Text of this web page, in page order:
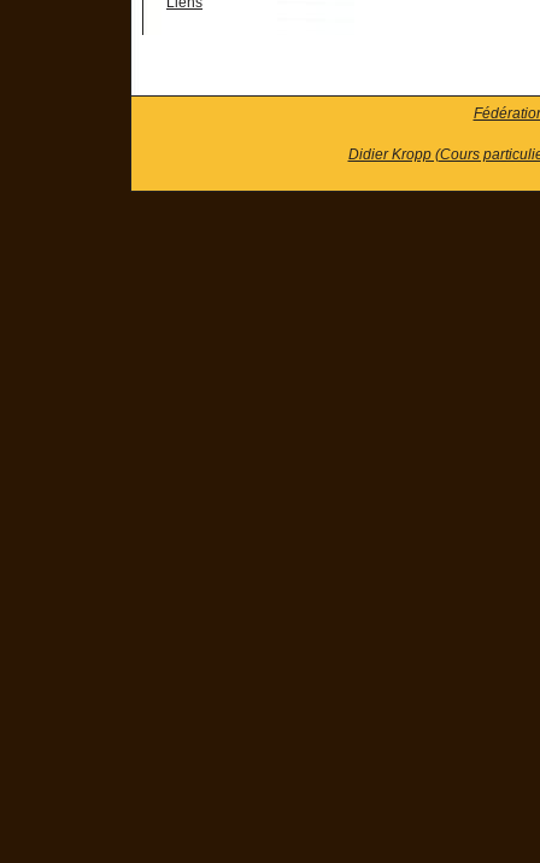
Didier Kropp (Cours